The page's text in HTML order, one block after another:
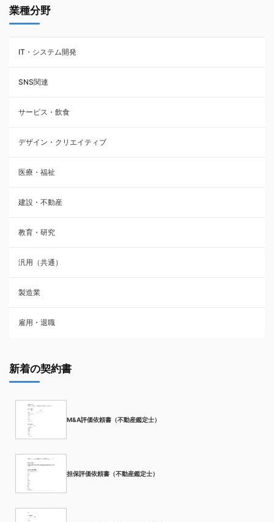
業種分野
IT・システム開発
SNS関連
サービス・飲食
デザイン・クリエイティブ
医療・福祉
建設・不動産
教育・研究
汎用（共通）
製造業
雇用・退職
新着の契約書
M&A評価依頼書（不動産鑑定士）
担保評価依頼書（不動産鑑定士）